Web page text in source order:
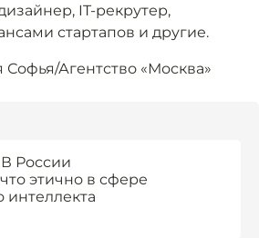
IT-рекрутер,
стартапов и другие.
Софья/Агентство «Москва»
России
этично в сфере
интеллекта